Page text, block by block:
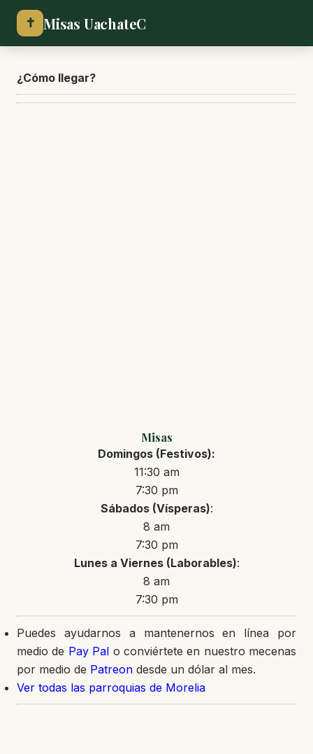
✝ Misas UachateC
¿Cómo llegar?
Misas
Domingos (Festivos):
11:30 am
7:30 pm
Sábados (Vísperas):
8 am
7:30 pm
Lunes a Viernes (Laborables):
8 am
7:30 pm
Puedes ayudarnos a mantenernos en línea por
medio de Pay Pal o conviértete en nuestro mecenas
por medio de Patreon desde un dólar al mes.
Ver todas las parroquias de Morelia